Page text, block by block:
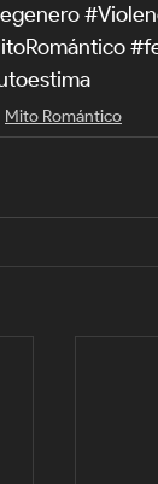
Mito Romántico